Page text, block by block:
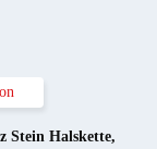
Stein Halskette,